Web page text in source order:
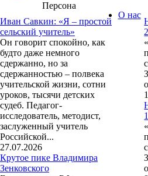
Персона
Иван Савкин: «Я – простой
сельский учитель»
Он говорит спокойно, как
будто даже немного
сдержанно, но за
сдержанностью – полвека
учительской жизни, сотни
уроков, тысячи детских
судеб. Педагог-
исследователь, методист,
заслуженный учитель
Российской...
27.07.2026
Крутое пике Владимира
Зенковского
2
1
О нас